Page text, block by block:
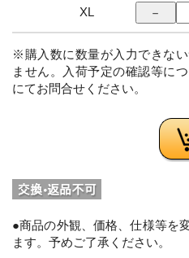
XL
※購入数に数量が入力できな
ません。入荷予定の確認等に
にてお問合せください。
●商品の外観、価格、仕様等を
ます。予めご了承ください。